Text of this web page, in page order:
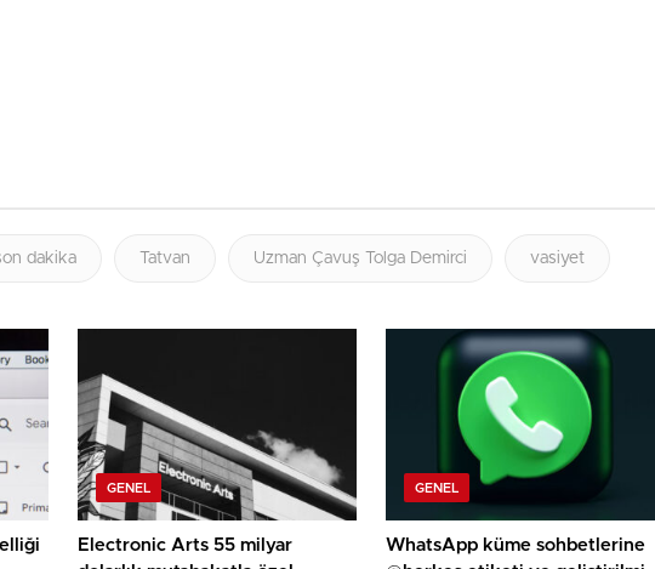
dakika Tatvan Uzman Çavuş Tolga Demirci vasiyet
GENEL
Electronic Arts 55 milyar
GENEL
WhatsApp küme sohbetlerine